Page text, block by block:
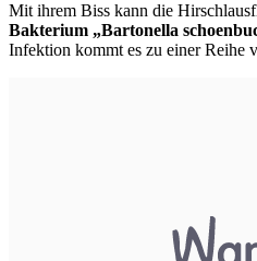
Mit ihrem Biss kann die
Bakterium „Bartonella
Infektion kommt es zu einer Reihe